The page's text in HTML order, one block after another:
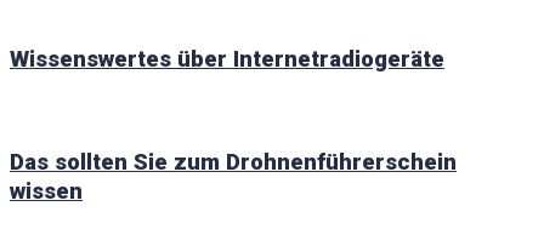
Wissenswertes über Internetradiogeräte
Das sollten Sie zum Drohnenführerschein
wissen